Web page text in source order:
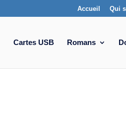
Accueil Qui
Cartes USB Romans